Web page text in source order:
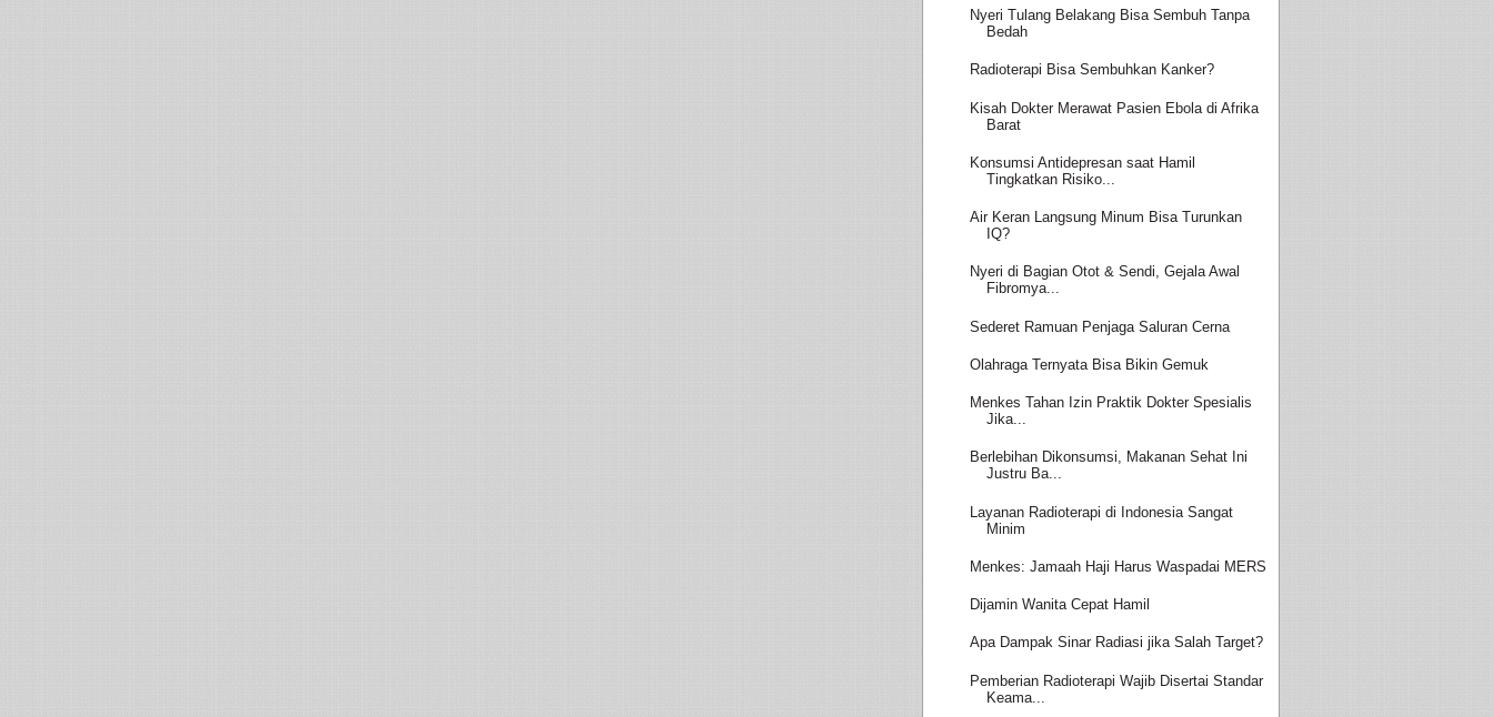
Nyeri Tulang Belakang Bisa Sembuh Tanpa
Bedah
Radioterapi Bisa Sembuhkan Kanker?
Kisah Dokter Merawat Pasien Ebola di Afrika
Barat
Konsumsi Antidepresan saat Hamil
Tingkatkan Risiko...
Air Keran Langsung Minum Bisa Turunkan
IQ?
Nyeri di Bagian Otot & Sendi, Gejala Awal
Fibromya...
Sederet Ramuan Penjaga Saluran Cerna
Olahraga Ternyata Bisa Bikin Gemuk
Menkes Tahan Izin Praktik Dokter Spesialis
Jika...
Berlebihan Dikonsumsi, Makanan Sehat Ini
Justru Ba...
Layanan Radioterapi di Indonesia Sangat
Minim
Menkes: Jamaah Haji Harus Waspadai MERS
Dijamin Wanita Cepat Hamil
Apa Dampak Sinar Radiasi jika Salah Target?
Pemberian Radioterapi Wajib Disertai Standar
Keama...